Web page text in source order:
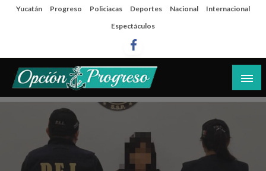
SaltaYucatán Progreso Policiacas Deportes Nacional
Internacional
Espectáculos
Opción Progreso
Las noticias del día a día del puerto